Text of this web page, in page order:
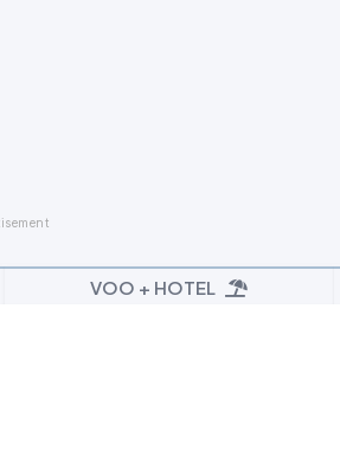
VOO + HOTEL